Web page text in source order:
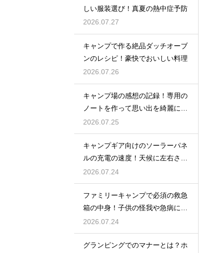
しい服装選び！真夏の熱中症予防
2026.07.27
キャンプで作る絶品ダッチオーブ
ンのレシピ！豪快でおいしい料理
2026.07.26
キャンプ場の感想の記録！専用の
ノートを作って思い出を綺麗に残
そう
2026.07.25
キャンプギア向けのソーラーパネ
ルの充電の速度！天候に左右され
ない選び方
2026.07.24
ファミリーキャンプで必須の救急
箱の中身！子供の怪我や急病に備
えるセット
2026.07.24
グランピングでのマナーとは？ホ